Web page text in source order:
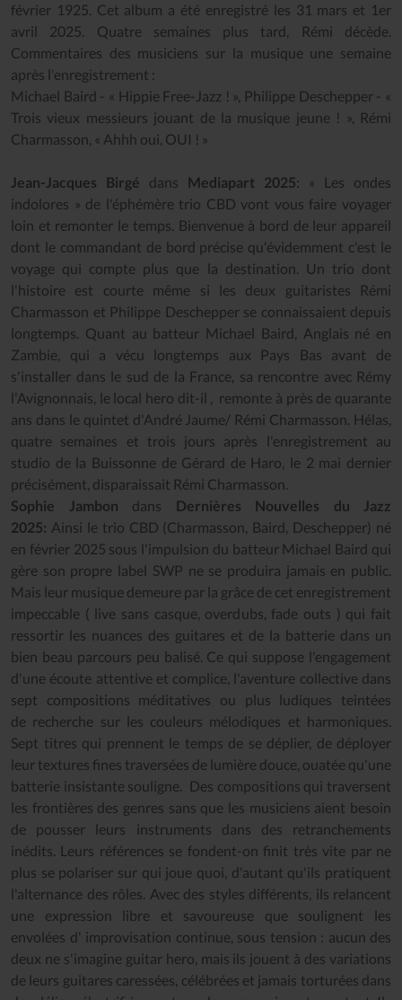
février 1925. Cet album a été enregistré les 31 mars et 1er
avril 2025. Quatre semaines plus tard, Rémi décède.
Commentaires des musiciens sur la musique une semaine
après l'enregistrement :
Michael Baird - « Hippie Free-Jazz ! », Philippe Deschepper - «
Trois vieux messieurs jouant de la musique jeune ! », Rémi
Charmasson, « Ahhh oui, OUI ! »
Jean-Jacques Birgé dans Mediapart 2025: « Les ondes
indolores » de l'éphémère trio CBD vont vous faire voyager
loin et remonter le temps. Bienvenue à bord de leur appareil
dont le commandant de bord précise qu'évidemment c'est le
voyage qui compte plus que la destination. Un trio dont
l'histoire est courte même si les deux guitaristes Rémi
Charmasson et Philippe Deschepper se connaissaient depuis
longtemps. Quant au batteur Michael Baird, Anglais né en
Zambie, qui a vécu longtemps aux Pays Bas avant de
s'installer dans le sud de la France, sa rencontre avec Rémy
l'Avignonnais, le local hero dit-il , remonte à près de quarante
ans dans le quintet d'André Jaume/ Rémi Charmasson. Hélas,
quatre semaines et trois jours après l'enregistrement au
studio de la Buissonne de Gérard de Haro, le 2 mai dernier
précisément, disparaissait Rémi Charmasson.
Sophie Jambon dans Dernières Nouvelles du Jazz
2025: Ainsi le trio CBD (Charmasson, Baird, Deschepper) né
en février 2025 sous l'impulsion du batteur Michael Baird qui
gère son propre label SWP ne se produira jamais en public.
Mais leur musique demeure par la grâce de cet enregistrement
impeccable ( live sans casque, overdubs, fade outs ) qui fait
ressortir les nuances des guitares et de la batterie dans un
bien beau parcours peu balisé. Ce qui suppose l'engagement
d'une écoute attentive et complice, l'aventure collective dans
sept compositions méditatives ou plus ludiques teintées
de recherche sur les couleurs mélodiques et harmoniques.
Sept titres qui prennent le temps de se déplier, de déployer
leur textures fines traversées de lumière douce, ouatée qu'une
batterie insistante souligne. Des compositions qui traversent
les frontières des genres sans que les musiciens aient besoin
de pousser leurs instruments dans des retranchements
inédits. Leurs références se fondent-on finit très vite par ne
plus se polariser sur qui joue quoi, d'autant qu'ils pratiquent
l'alternance des rôles. Avec des styles différents, ils relancent
une expression libre et savoureuse que soulignent les
envolées d' improvisation continue, sous tension : aucun des
deux ne s'imagine guitar hero, mais ils jouent à des variations
de leurs guitares caressées, célébrées et jamais torturées dans